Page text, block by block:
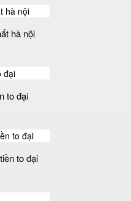
hà nội
to đại
to đại